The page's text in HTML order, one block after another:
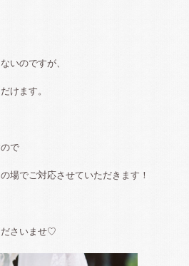
いのですが、
けます。
で
場でご対応させていただきます！
ださいませ♡